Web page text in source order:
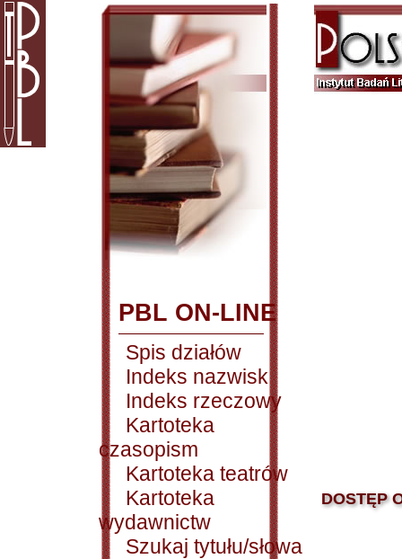
PBL ON-LINE
Spis działów
Indeks nazwisk
Indeks rzeczowy
Kartoteka
czasopism
Kartoteka teatrów
Kartoteka
wydawnictw
Szukaj tytułu/słowa
DOSTĘP